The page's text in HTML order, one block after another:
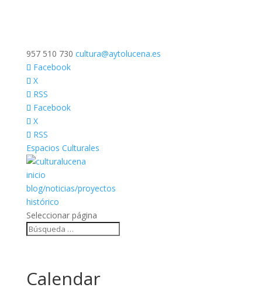
957 510 730 cultura@aytolucena.es
Facebook
X
RSS
Facebook
X
RSS
Espacios Culturales
inicio
blog/noticias/proyectos
histórico
Seleccionar página
Calendar